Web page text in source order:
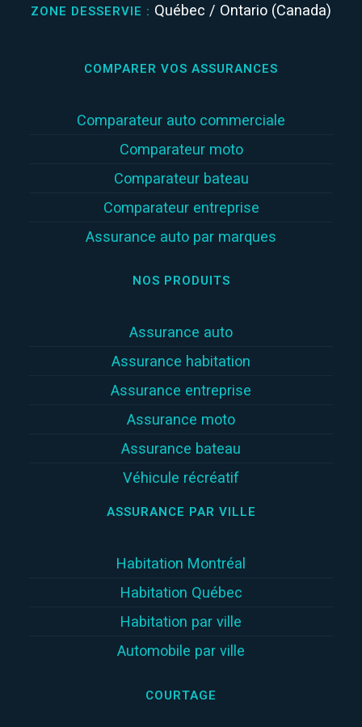
ZONE DESSERVIE : Québec / Ontario (Canada)
COMPARER VOS ASSURANCES
Comparateur auto commerciale
Comparateur moto
Comparateur bateau
Comparateur entreprise
Assurance auto par marques
NOS PRODUITS
Assurance auto
Assurance habitation
Assurance entreprise
Assurance moto
Assurance bateau
Véhicule récréatif
ASSURANCE PAR VILLE
Habitation Montréal
Habitation Québec
Habitation par ville
Automobile par ville
COURTAGE